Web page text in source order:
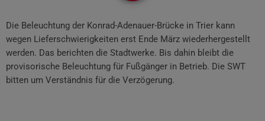
Die Beleuchtung der Konrad-Adenauer-Brücke in Trier kann
wegen Lieferschwierigkeiten erst Ende März wiederhergestellt
werden. Das berichten die Stadtwerke. Bis dahin bleibt die
provisorische Beleuchtung für Fußgänger in Betrieb. Die SWT
bitten um Verständnis für die Verzögerung.